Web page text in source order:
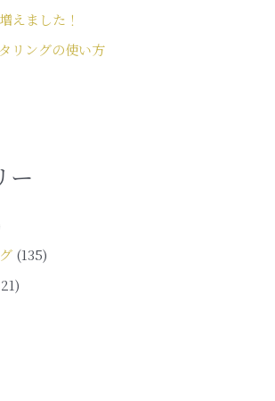
えました！
リングの使い方
ー
(135)